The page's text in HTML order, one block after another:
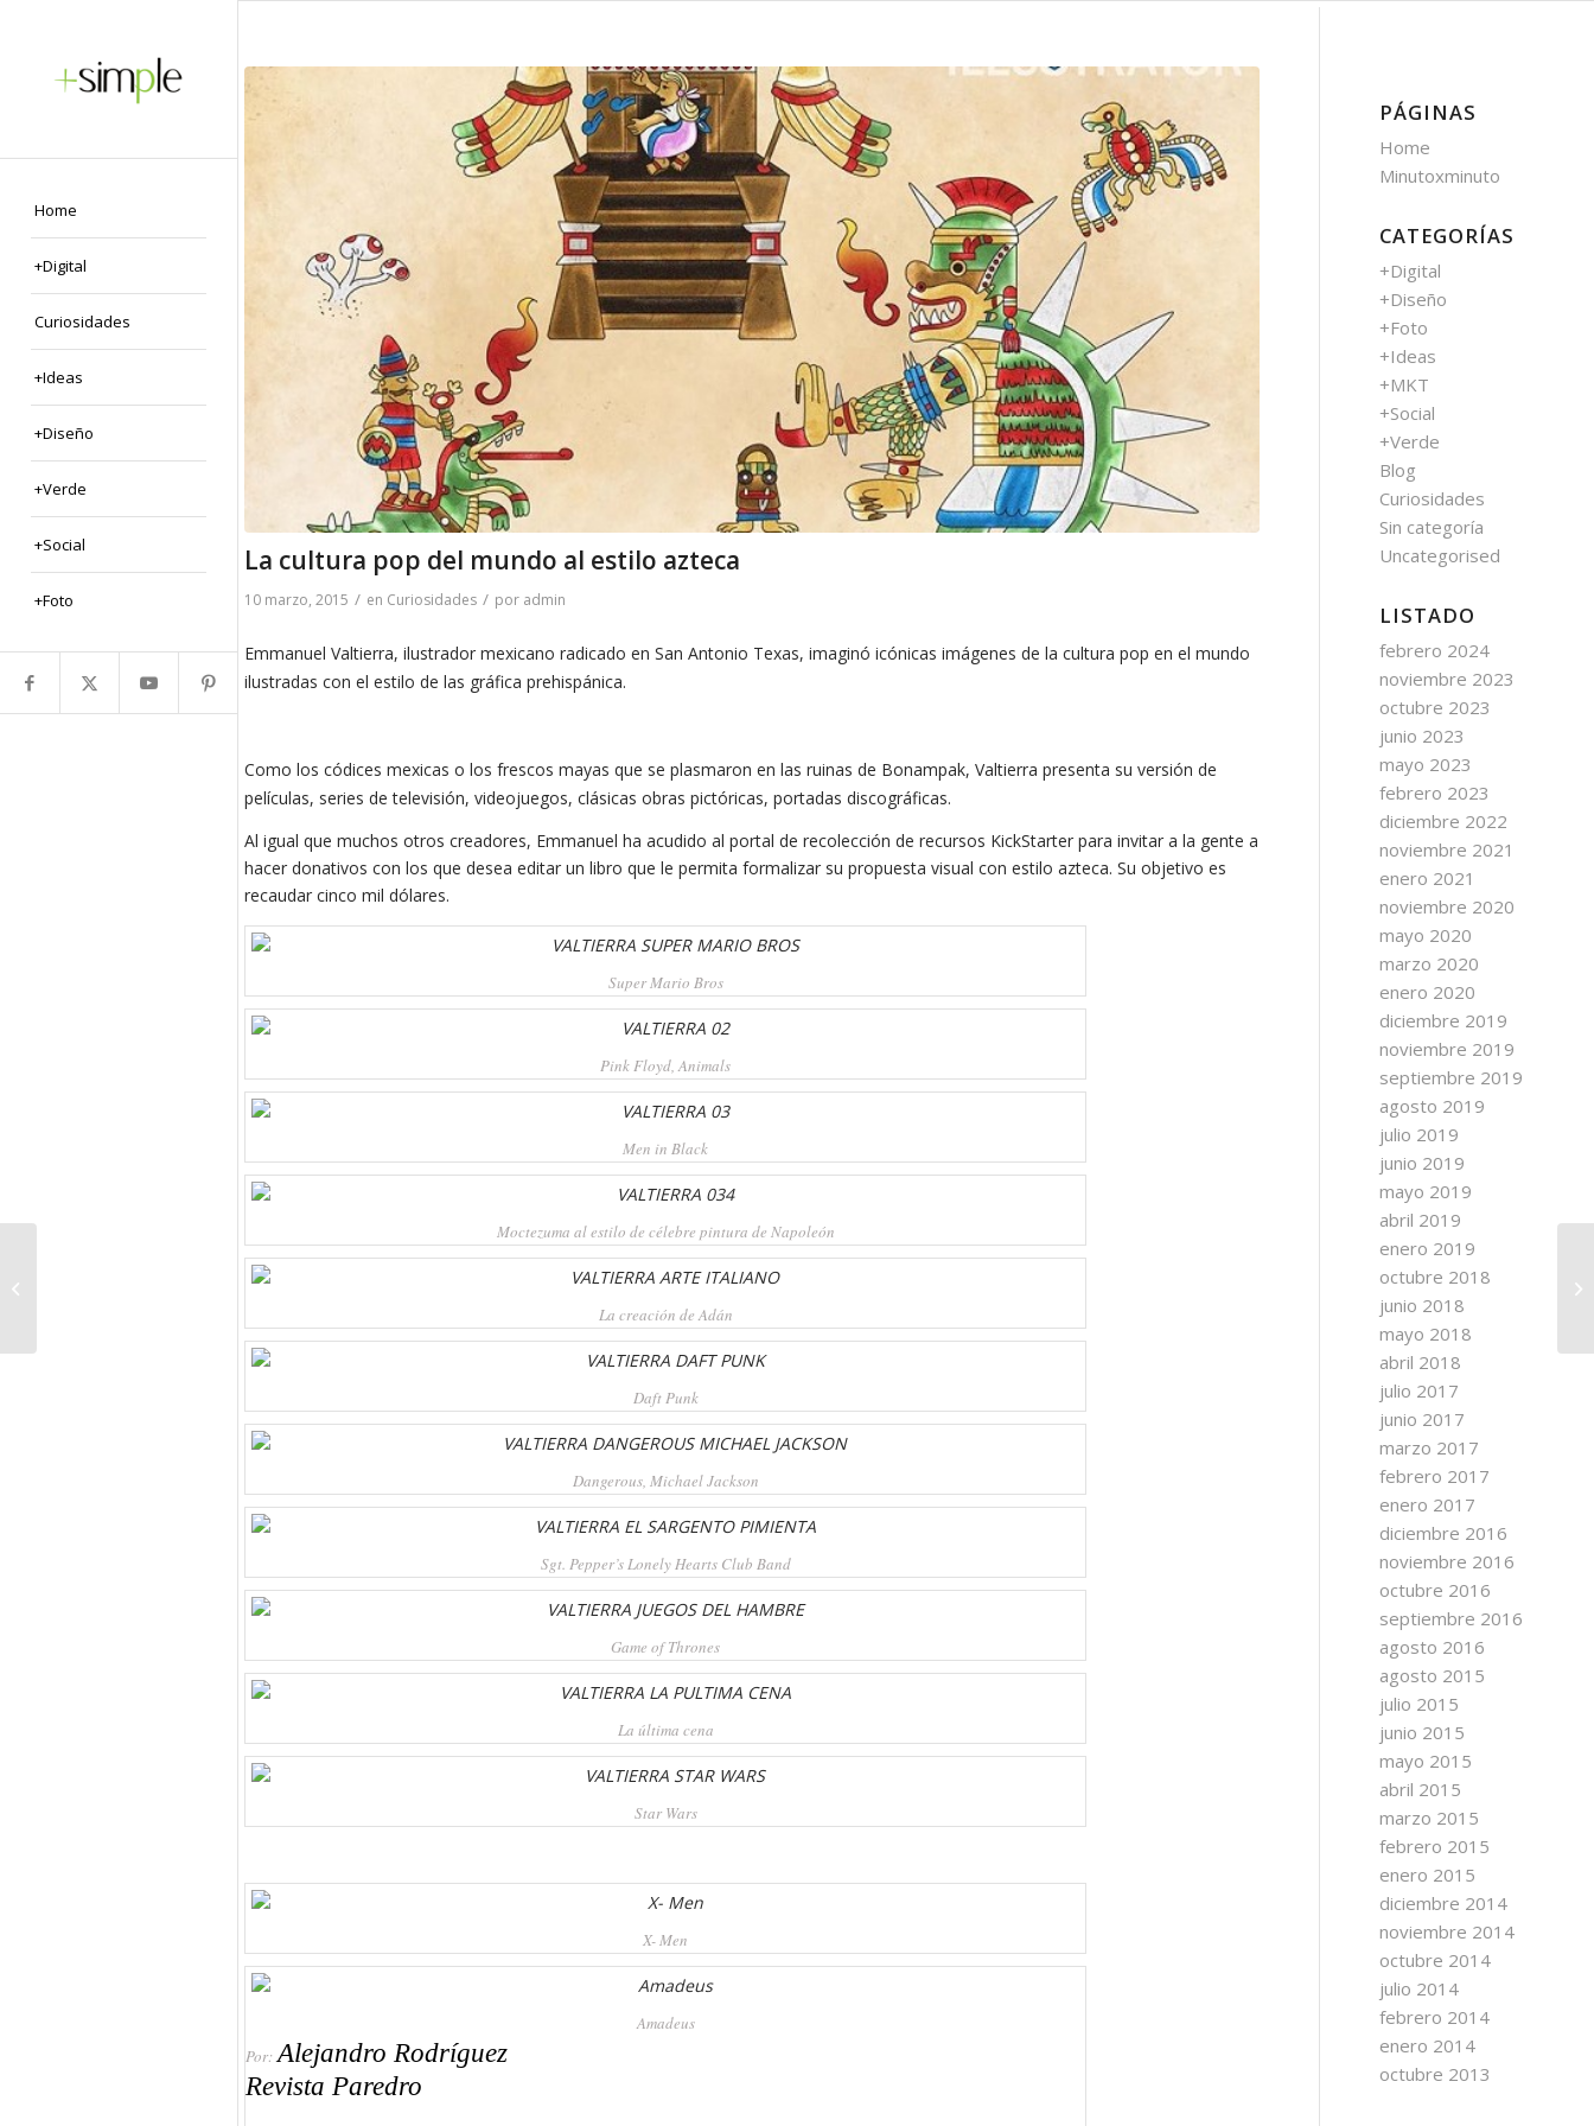
Home
+Digital
Curiosidades
+Ideas
+Diseño
+Verde
+Social
+Foto
La cultura pop del mundo al estilo azteca
10 marzo, 2015 / en Curiosidades / por admin
Emmanuel Valtierra, ilustrador mexicano radicado en San Antonio Texas, imaginó icónicas imágenes de la cultura pop en el mundo
ilustradas con el estilo de las gráfica prehispánica.
Como los códices mexicas o los frescos mayas que se plasmaron en las ruinas de Bonampak, Valtierra presenta su versión de
películas, series de televisión, videojuegos, clásicas obras pictóricas, portadas discográficas.
Al igual que muchos otros creadores, Emmanuel ha acudido al portal de recolección de recursos KickStarter para invitar a la gente a
hacer donativos con los que desea editar un libro que le permita formalizar su propuesta visual con estilo azteca. Su objetivo es
recaudar cinco mil dólares.
Super Mario Bros
Pink Floyd, Animals
Men in Black
Moctezuma al estilo de célebre pintura de Napoleón
La creación de Adán
Daft Punk
Dangerous, Michael Jackson
Sgt. Pepper’s Lonely Hearts Club Band
Game of Thrones
La última cena
Star Wars
X- Men
Amadeus
Por:Alejandro Rodríguez
Revista Paredro
PÁGINAS
Home
Minutoxminuto
CATEGORÍAS
+Digital
+Diseño
+Foto
+Ideas
+MKT
+Social
+Verde
Blog
Curiosidades
Sin categoría
Uncategorised
LISTADO
febrero 2024
noviembre 2023
octubre 2023
junio 2023
mayo 2023
febrero 2023
diciembre 2022
noviembre 2021
enero 2021
noviembre 2020
mayo 2020
marzo 2020
enero 2020
diciembre 2019
noviembre 2019
septiembre 2019
agosto 2019
julio 2019
junio 2019
mayo 2019
abril 2019
enero 2019
octubre 2018
junio 2018
mayo 2018
abril 2018
julio 2017
junio 2017
marzo 2017
febrero 2017
enero 2017
diciembre 2016
noviembre 2016
octubre 2016
septiembre 2016
agosto 2016
agosto 2015
julio 2015
junio 2015
mayo 2015
abril 2015
marzo 2015
febrero 2015
enero 2015
diciembre 2014
noviembre 2014
octubre 2014
julio 2014
febrero 2014
enero 2014
octubre 2013
EL héroe que llevamos dentro…